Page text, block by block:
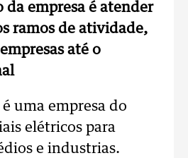
da empresa é atender
ramos de atividade,
até o
uma empresa do
elétricos para
e industrias.